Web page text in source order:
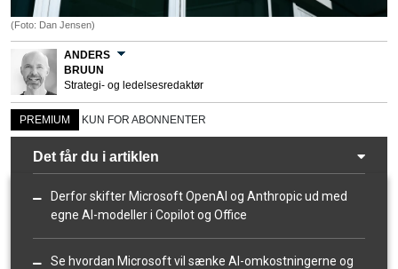
(Foto: Dan Jensen)
ANDERS
BRUUN
Strategi- og ledelsesredaktør
PREMIUM KUN FOR ABONNENTER
Det får du i artiklen
Derfor skifter Microsoft OpenAI og Anthropic ud med
egne AI-modeller i Copilot og Office
Se hvordan Microsoft vil sænke AI-omkostningerne og